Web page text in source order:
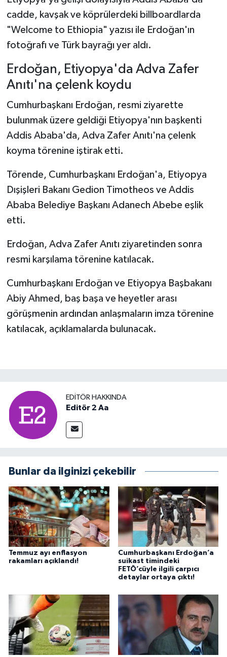
cadde, kavşak ve köprülerdeki billboardlarda
"Welcome to Ethiopia" yazısı ile Erdoğan'ın
fotoğrafı ve Türk bayrağı yer aldı.
Erdoğan, Etiyopya'da Adva Zafer
Anıtı'na çelenk koydu
Cumhurbaşkanı Erdoğan, resmi ziyarette
bulunmak üzere geldiği Etiyopya'nın başkenti
Addis Ababa'da, Adva Zafer Anıtı'na çelenk
koyma törenine iştirak etti.
Törende, Cumhurbaşkanı Erdoğan'a, Etiyopya
Dışişleri Bakanı Gedion Timotheos ve Addis
Ababa Belediye Başkanı Adanech Abebe eşlik
etti.
Erdoğan, Adva Zafer Anıtı ziyaretinden sonra
resmi karşılama törenine katılacak.
Cumhurbaşkanı Erdoğan ve Etiyopya Başbakanı
Abiy Ahmed, baş başa ve heyetler arası
görüşmenin ardından anlaşmaların imza törenine
katılacak, açıklamalarda bulunacak.
EDITÖR HAKKINDA
Editör 2 Aa
Bunlar da ilginizi çekebilir
Temmuz ayı enflasyon
rakamları açıklandı!
Cumhurbaşkanı Erdoğan’a
suikast timindeki
FETÖ’cüyle ilgili çarpıcı
detaylar ortaya çıktı!